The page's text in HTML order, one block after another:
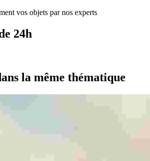
vos objets par nos experts
24h
la même thématique